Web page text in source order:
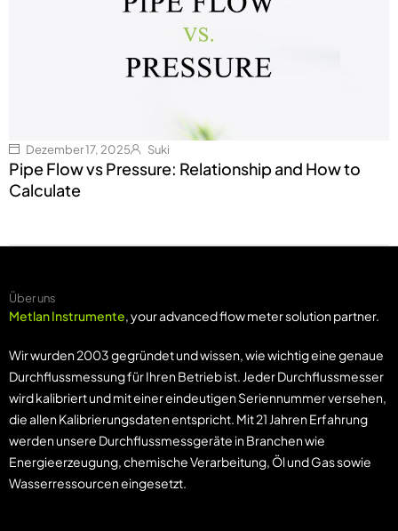
Dezember 17, 2025 Suki
Pipe Flow vs Pressure: Relationship and How to
Calculate
Über uns
Metlan Instrumente, your advanced flow meter solution partner.
Wir wurden 2003 gegründet und wissen, wie wichtig eine genaue
Durchflussmessung für Ihren Betrieb ist. Jeder Durchflussmesser
wird kalibriert und mit einer eindeutigen Seriennummer versehen,
die allen Kalibrierungsdaten entspricht. Mit 21 Jahren Erfahrung
werden unsere Durchflussmessgeräte in Branchen wie
Energieerzeugung, chemische Verarbeitung, Öl und Gas sowie
Wasserressourcen eingesetzt.